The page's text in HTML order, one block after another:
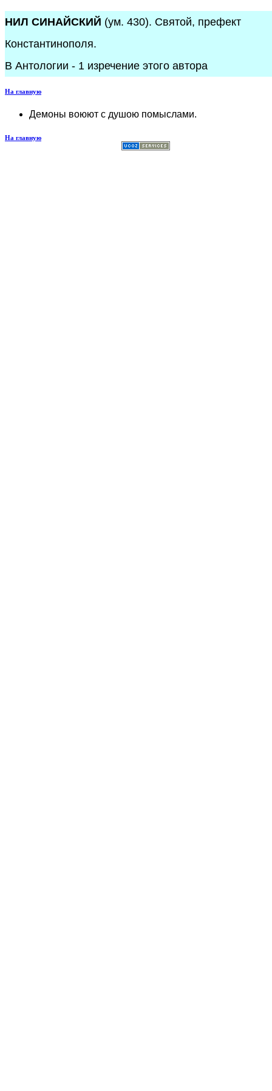
НИЛ СИНАЙСКИЙ (ум. 430). Святой, префект
Константинополя.
В Антологии - 1 изречение этого автора
На главную
Демоны воюют с душою помыслами.
На главную